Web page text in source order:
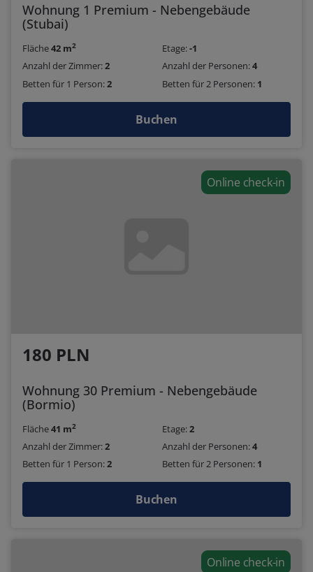
Wohnung 1 Premium - Nebengebäude
(Stubai)
Fläche42 m2 Etage:-1
Anzahl der Zimmer:2 Anzahl der Personen:4
Betten für 1 Person:2 Betten für 2 Personen: 1
Buchen
Online check-in
180 PLN
Wohnung 30 Premium - Nebengebäude
(Bormio)
Fläche41 m2 Etage:2
Anzahl der Zimmer:2 Anzahl der Personen:4
Betten für 1 Person:2 Betten für 2 Personen: 1
Buchen
Online check-in